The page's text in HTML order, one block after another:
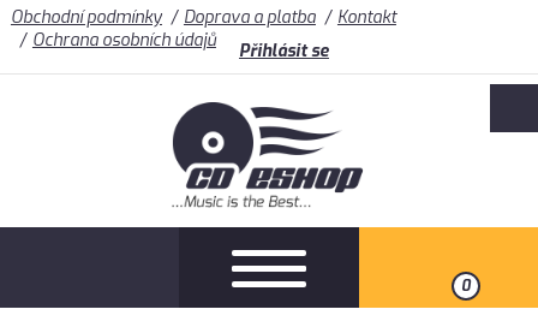
Obchodní podmínky Doprava a platba
Kontakt
Ochrana osobních údajů
Přihlásit se
0